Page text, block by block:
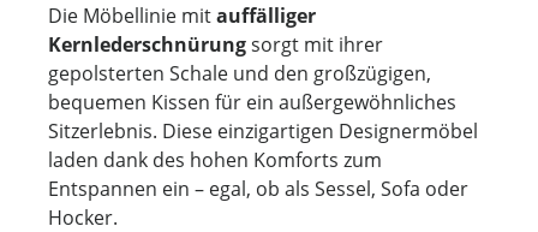
Die Möbellinie mitauffälliger
Kernlederschnürungsorgt mit ihrer
gepolsterten Schale und den großzügigen,
bequemen Kissen für ein außergewöhnliches
Sitzerlebnis. Diese einzigartigen Designermöbel
laden dank des hohen Komforts zum
Entspannen ein – egal, ob als Sessel, Sofa oder
Hocker.